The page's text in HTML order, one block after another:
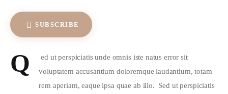
SUBSCRIBE
Q
ed ut perspiciatis unde omnis iste natus error sit
voluptatem accusantium doloremque laudantium, totam
rem aperiam, eaque ipsa quae ab illo.  Sed ut perspiciatis